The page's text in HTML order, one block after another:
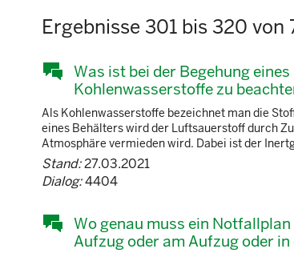
Ergebnisse 301 bis 320 von
Was ist bei der Begehung
Kohlenwasserstoffe zu
Als Kohlenwasserstoffe bezeichnet man die
eines Behälters wird der Luftsauerstoff durch
Atmosphäre vermieden wird. Dabei ist der
Stand:27.03.2021
Dialog:4404
Wo genau muss ein
Aufzug oder am Aufzug oder